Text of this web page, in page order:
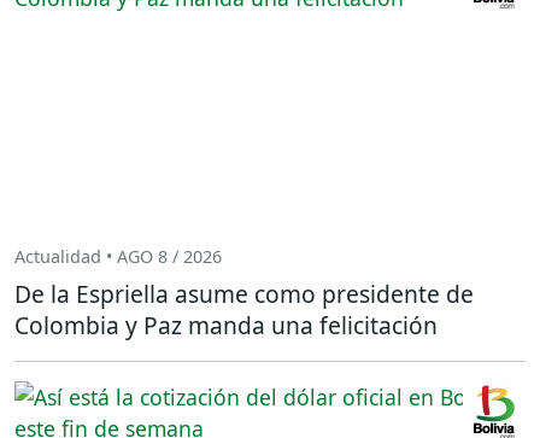
Actualidad • AGO 8 / 2026
De la Espriella asume como presidente de
Colombia y Paz manda una felicitación